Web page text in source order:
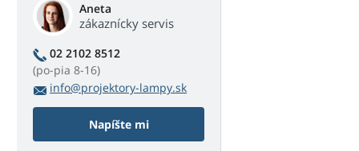
Aneta
zákaznícky servis
02 2102 8512
(po-pia 8-16)
info@projektory-lampy.sk
Napíšte mi